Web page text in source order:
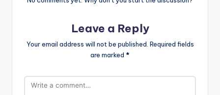
Leave a Reply
Your email address will not be published. Required fields
are marked *